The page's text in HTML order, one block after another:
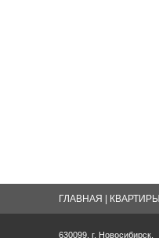
ГЛАВНАЯ КВАРТИРЫ
630099, г. Новосибирск,